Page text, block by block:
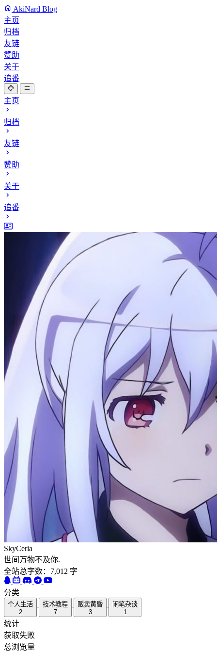
AkiNard Blog
主页
归档
友链
赞助
关于
追番
主页
归档
友链
赞助
关于
追番
SkyCeria
世间万物不及你.
全站总字数：7,012 字
分类
个人生活
2
技术教程
7
贩卖黄昏
3
闲笔杂谈
1
统计
获取失败
总浏览量